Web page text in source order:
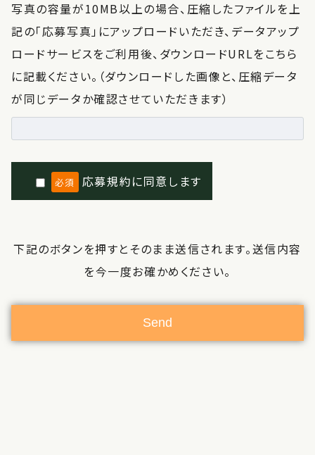
写真の容量が10MB以上の場合、圧縮したファイルを上
記の「応募写真」にアップロードいただき、データアップ
ロードサービスをご利用後、ダウンロードURLをこちら
に記載ください。（ダウンロードした画像と、圧縮データ
が同じデータか確認させていただきます）
必須 応募規約に同意します
下記のボタンを押すとそのまま送信されます。送信内容
を今一度お確かめください。